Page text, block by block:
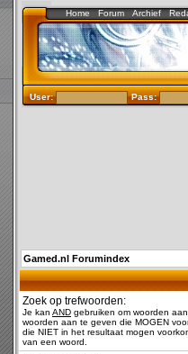
Home Forum Archief
User: Pass:
Gamed.nl Forumindex
Zoek op trefwoorden:
Je kan AND gebruiken om woorden
woorden aan te geven die MOGEN
die NIET in het resultaat mogen
van een woord.